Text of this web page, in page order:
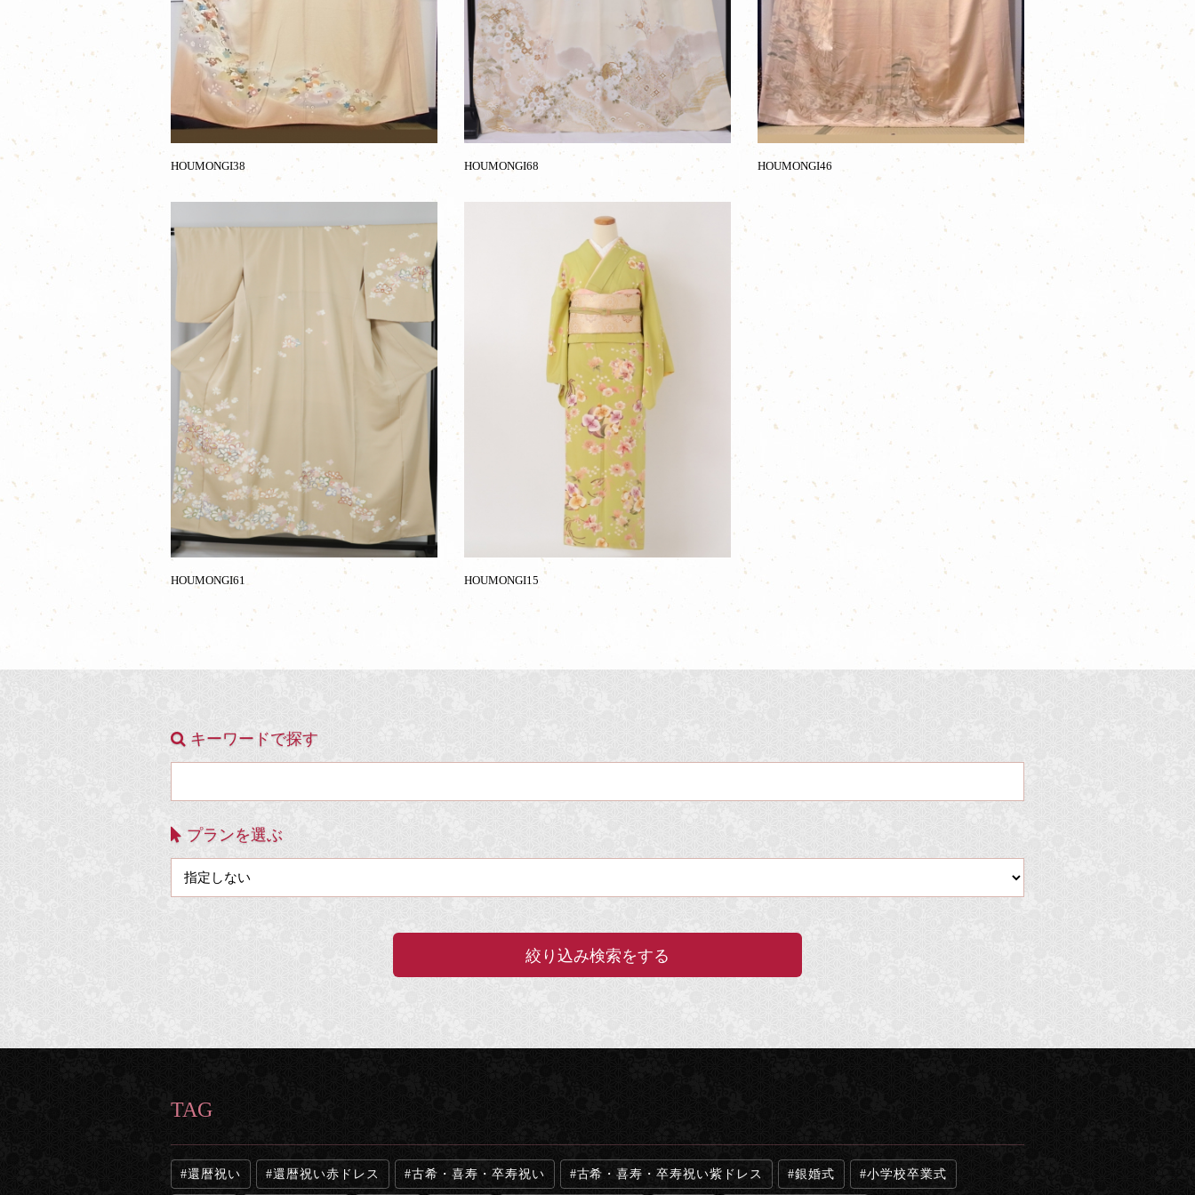
HOUMONGI38 HOUMONGI68 HOUMONGI46
HOUMONGI61 HOUMONGI15
キーワードで探す
プランを選ぶ
TAG
還暦祝い 還暦祝い赤ドレス 古希・喜寿・卒寿祝い 古希・喜寿・卒寿祝い紫ドレス 銀婚式 小学校卒業式